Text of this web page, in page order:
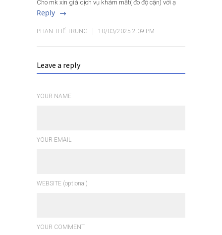
Cho mk xin giá dịch vụ khám mắt( đo độ cận) với ạ
Reply
PHAN THẾ TRUNG 10/03/2025 2:09 PM
Leave a reply
YOUR NAME
YOUR EMAIL
WEBSITE (optional)
YOUR COMMENT